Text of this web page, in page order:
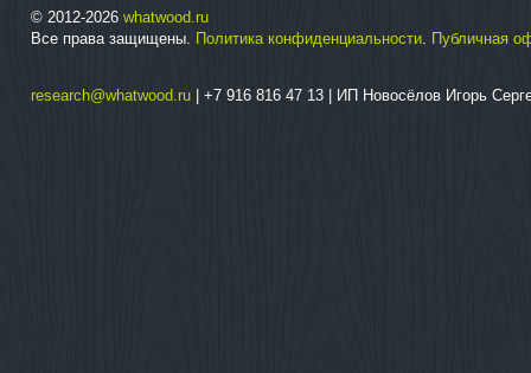
© 2012-2026 whatwood.ru
Все права защищены. Политика конфиденциальности. Публичная
research@whatwood.ru | +7 916 816 47 13 | ИП Новосёлов Игорь